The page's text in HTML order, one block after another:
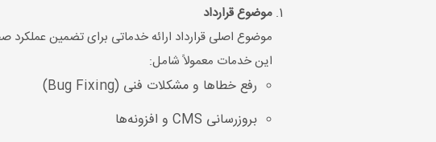
موضوع قرارداد
موضوع اصلی قرارداد ارائه خدماتی برای تضمین
این خدمات معمولاً شامل:
رفع خطاها و مشکلات فنی (Bug Fixing)
بروزرسانی CMS و افزونه‌ها